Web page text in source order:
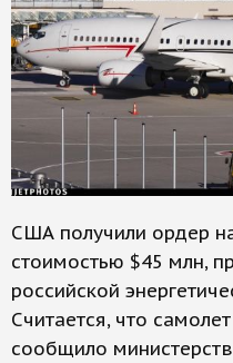
США получили ордер
стоимостью $45 млн,
российской
Считается, что
сообщило